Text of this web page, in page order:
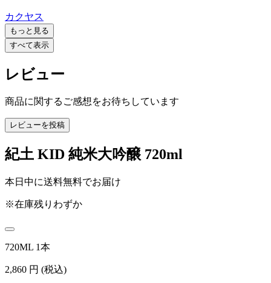
カクヤス
もっと見る
すべて表示
レビュー
商品に関するご感想をお待ちしています
レビューを投稿
紀土 KID 純米大吟醸 720ml
本日中に送料無料でお届け
※在庫残りわずか
720ML 1本
2,860 円 (税込)